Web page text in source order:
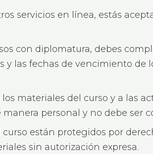
servicios en línea, estás
con diplomatura, debes
y las fechas de vencimiento de
materiales del curso y a las
personal y no debe ser
están protegidos por
sin autorización expresa.